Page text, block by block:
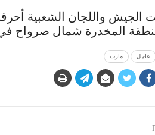
الجيش واللجان الشعبية
المخدرة شمال صرواح
عاجل مارب